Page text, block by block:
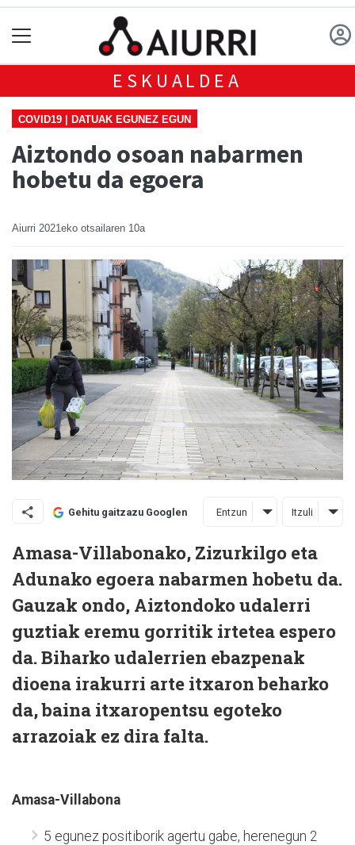
ESKUALDEA
COVID19 | DATUAK EGUNEZ EGUN
Aiztondo osoan nabarmen
hobetu da egoera
Aiurri 2021eko otsailaren 10a
Gehitu gaitzazu Googlen Entzun Itzuli
Amasa-Villabonako, Zizurkilgo eta
Adunako egoera nabarmen hobetu da.
Gauzak ondo, Aiztondoko udalerri
guztiak eremu gorritik irtetea espero
da. Biharko udalerrien ebazpenak
dioena irakurri arte itxaron beharko
da, baina itxaropentsu egoteko
arrazoiak ez dira falta.
Amasa-Villabona
5 egunez positiborik agertu gabe, herenegun 2